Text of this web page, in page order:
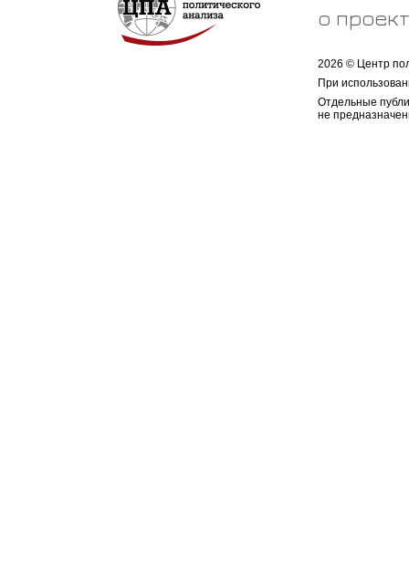
о
2026 © Центр
При
Отдельные
не